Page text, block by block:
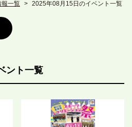
報一覧 2025年08月15日のイベント一覧
ント一覧